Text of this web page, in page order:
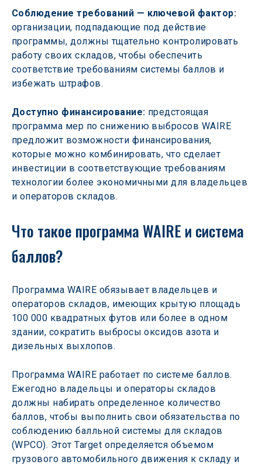
Соблюдение требований — ключевой фактор:
организации, подпадающие под действие
программы, должны тщательно контролировать
работу своих складов, чтобы обеспечить
соответствие требованиям системы баллов и
избежать штрафов.
Доступно финансирование: предстоящая
программа мер по снижению выбросов WAIRE
предложит возможности финансирования,
которые можно комбинировать, что сделает
инвестиции в соответствующие требованиям
технологии более экономичными для владельцев
и операторов складов.
Что такое программа WAIRE и система
баллов?
Программа WAIRE обязывает владельцев и
операторов складов, имеющих крытую площадь
100 000 квадратных футов или более в одном
здании, сократить выбросы оксидов азота и
дизельных выхлопов.
Программа WAIRE работает по системе баллов.
Ежегодно владельцы и операторы складов
должны набирать определенное количество
баллов, чтобы выполнить свои обязательства по
соблюдению балльной системы для складов
(WPCO). Этот Target определяется объемом
грузового автомобильного движения к складу и